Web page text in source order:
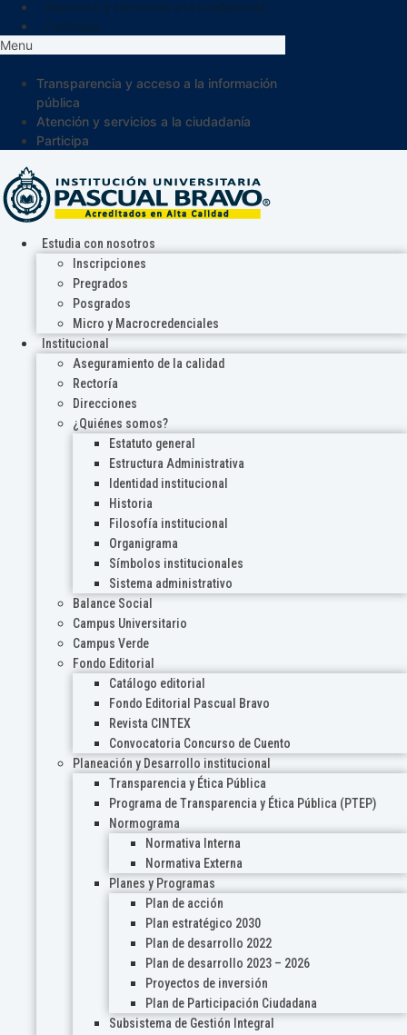
Menu
Transparencia y acceso a la información
pública
Atención y servicios a la ciudadanía
Participa
Estudia con nosotros
Inscripciones
Pregrados
Posgrados
Micro y Macrocredenciales
Institucional
Aseguramiento de la calidad
Rectoría
Direcciones
¿Quiénes somos?
Estatuto general
Estructura Administrativa
Identidad institucional
Historia
Filosofía institucional
Organigrama
Símbolos institucionales
Sistema administrativo
Balance Social
Campus Universitario
Campus Verde
Fondo Editorial
Catálogo editorial
Fondo Editorial Pascual Bravo
Revista CINTEX
Convocatoria Concurso de Cuento
Planeación y Desarrollo institucional
Transparencia y Ética Pública
Programa de Transparencia y Ética Pública (PTEP)
Normograma
Normativa Interna
Normativa Externa
Planes y Programas
Plan de acción
Plan estratégico 2030
Plan de desarrollo 2022
Plan de desarrollo 2023 – 2026
Proyectos de inversión
Plan de Participación Ciudadana
Subsistema de Gestión Integral